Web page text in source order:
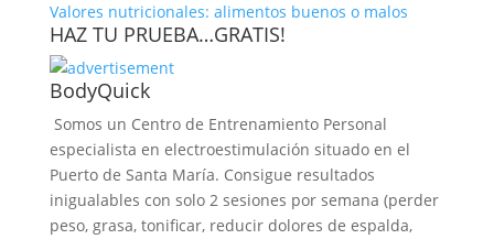
Valores nutricionales: alimentos buenos o malos
HAZ TU PRUEBA…GRATIS!
BodyQuick
Somos un Centro de Entrenamiento Personal
especialista en electroestimulación situado en el
Puerto de Santa María. Consigue resultados
inigualables con solo 2 sesiones por semana (perder
peso, grasa, tonificar, reducir dolores de espalda,